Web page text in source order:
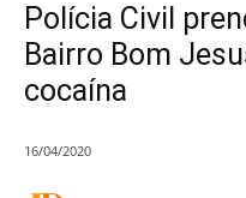
Polícia Civil
Bairro Bom
cocaína
16/04/2020